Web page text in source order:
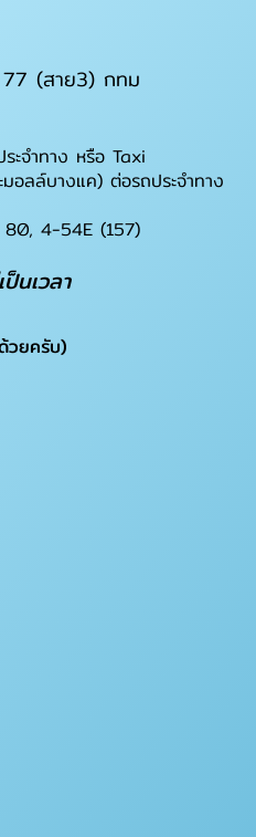
77 (สาย3) กทม
ะจำทาง หรือ Taxi
มอลล์บางแค) ต่อรถประจำทาง
4-54E (157)
นเวลา
วยครับ)